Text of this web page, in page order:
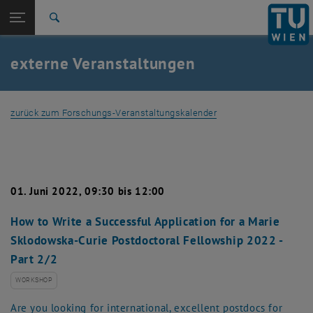
TU Login
Quicklinks
Quicklinks-Menü umschalten
Studium
Karriere
Zurück zur letzten Ebene:
externe Veranstaltungen
zurück zum Forschungs-Veranstaltungskalender
01. Juni 2022, 09:30 bis 12:00
How to Write a Successful Application for a Marie
Sklodowska-Curie Postdoctoral Fellowship 2022 -
Part 2/2
WORKSHOP
Are you looking for international, excellent postdocs for